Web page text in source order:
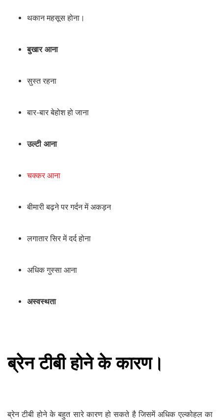
थकान महसूस होना।
बुखार आना
सुस्त रहना
बार-बार बेहोश हो जाना
उल्टी आना
चक्कर आना
बीमारी बढ़ने पर गर्दन में अकड़न
लगातार सिर में दर्द होना
अधिक गुस्सा आना
अस्वस्थता
ब्रेन टीबी होने के कारण।
ब्रेन टीबी होने के बहुत सारे कारण हो सकते है जिसमें अधिक एल्कोहल का